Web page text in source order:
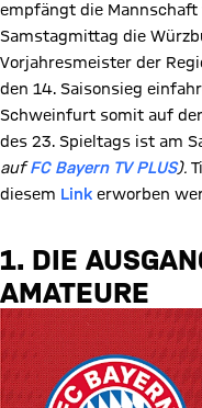
empfängt die Mannschaft
Samstagmittag die
Vorjahresmeister der
den 14. Saisonsieg
Schweinfurt somit auf
des 23. Spieltags ist am
aufFC Bayern TV PLUS).
diesem Link erworben
1. DIE
AMATEURE